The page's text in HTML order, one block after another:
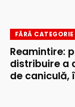
FĂRĂ CATEGORIE
Reamintire:
distribuire a
de caniculă,